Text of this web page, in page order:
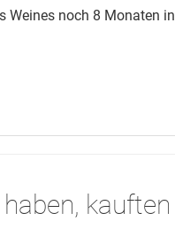
Weines noch 8 Monaten in
kauften